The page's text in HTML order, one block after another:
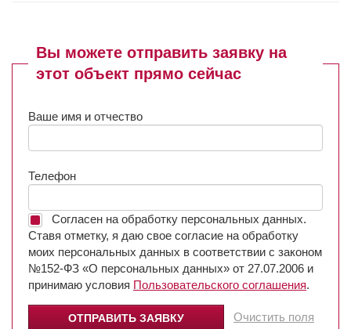
Вы можете отправить заявку на
этот объект прямо сейчас
Ваше имя и отчество
Телефон
Согласен на обработку персональных данных.
Ставя отметку, я даю свое согласие на обработку
моих персональных данных в соответствии с законом
№152-ФЗ «О персональных данных» от 27.07.2006 и
принимаю условия Пользовательского соглашения.
Очистить поля